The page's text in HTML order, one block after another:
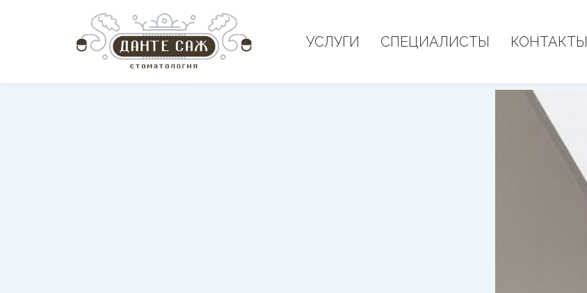
УСЛУГИ СПЕЦИАЛИСТЫ КОНТАКТЫ